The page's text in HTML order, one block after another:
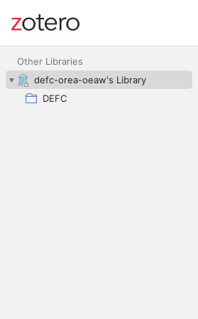
Site navigation
Other Libraries
defc-orea-oeaw's Library
DEFC